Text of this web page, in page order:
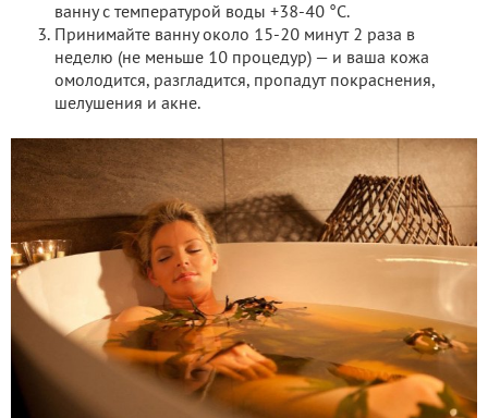
ванну с температурой воды +38-40 °С.
Принимайте ванну около 15-20 минут 2 раза в
неделю (не меньше 10 процедур) — и ваша кожа
омолодится, разгладится, пропадут покраснения,
шелушения и акне.